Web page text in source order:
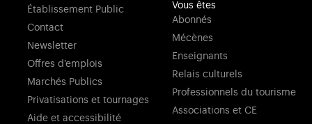
Établissement Public
Contact
Newsletter
Offres d'emplois
Marchés Publics
Privatisations et tournages
Aide et accessibilité
Vous êtes
Abonnés
Mécènes
Enseignants
Relais culturels
Professionnels du tourisme
Associations et CE